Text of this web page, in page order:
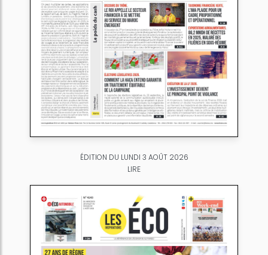
ÉDITION DU LUNDI 3 AOÛT 2026
LIRE